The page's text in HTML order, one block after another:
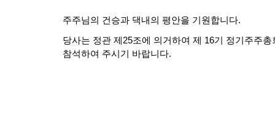
주주님의 건승과 댁내의 평안을 기원합니다.
당사는 정관 제 25조에 의거하여 제 16기 정기주주
참석하여 주시기 바랍니다.